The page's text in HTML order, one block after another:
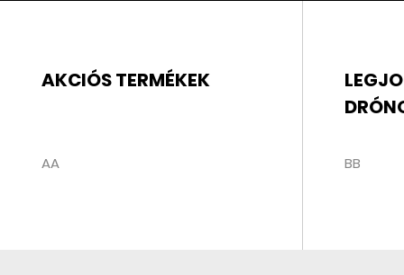
AKCIÓS TERMÉKEK
AA BB